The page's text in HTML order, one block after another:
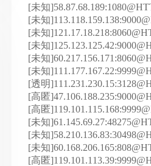
[未知
[未知
[未知
[未知
[未知
[未知
[透明
[高匿
[高匿
[未知
[未知
[未知
[高匿